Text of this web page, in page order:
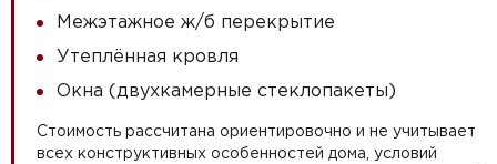
Межэтажное ж/б перекрытие
Утеплённая кровля
Окна (двухкамерные стеклопакеты)
Стоимость рассчитана ориентировочно и не учитывает
всех конструктивных особенностей дома, условий